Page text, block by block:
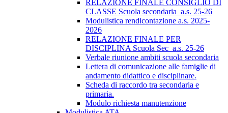
RELAZIONE FINALE CONSIGLIO DI
CLASSE Scuola secondaria_a.s. 25-26
Modulistica rendicontazione a.s. 2025-
2026
RELAZIONE FINALE PER
DISCIPLINA Scuola Sec_a.s. 25-26
Verbale riunione ambiti scuola secondaria
Lettera di comunicazione alle famiglie di
andamento didattico e disciplinare.
Scheda di raccordo tra secondaria e
primaria.
Modulo richiesta manutenzione